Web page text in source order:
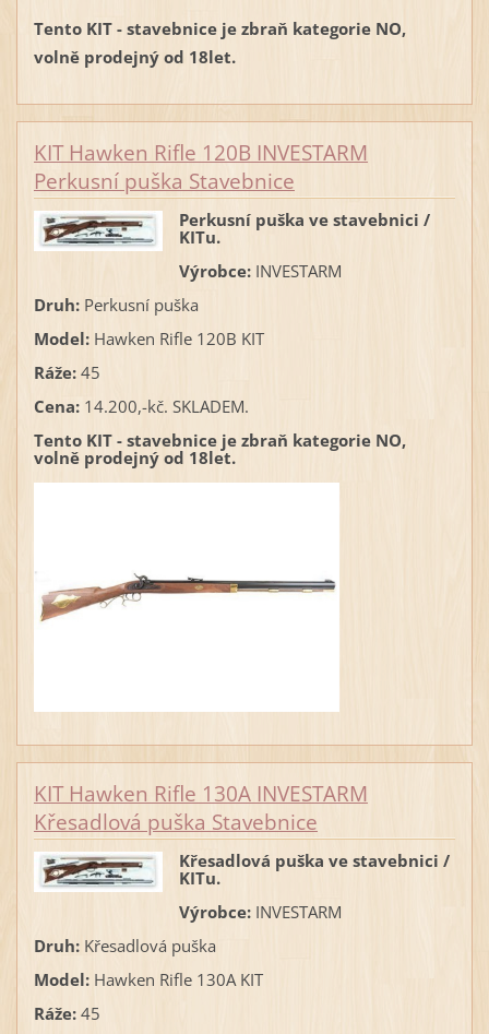
Tento KIT - stavebnice je zbraň kategorie NO,
volně prodejný od 18let.
KIT Hawken Rifle 120B INVESTARM
Perkusní puška Stavebnice
Perkusní puška ve stavebnici /
KITu.
Výrobce:INVESTARM
Druh:Perkusní puška
Model: Hawken Rifle 120B KIT
Ráže:45
Cena:14.200,-kč. SKLADEM.
Tento KIT - stavebnice je zbraň kategorie NO,
volně prodejný od 18let.
KIT Hawken Rifle 130A INVESTARM
Křesadlová puška Stavebnice
Křesadlová puška ve stavebnici /
KITu.
Výrobce:INVESTARM
Druh:Křesadlová puška
Model: Hawken Rifle 130A KIT
Ráže:45